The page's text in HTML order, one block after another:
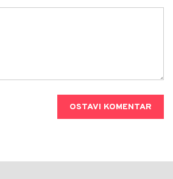
OSTAVI KOMENTAR